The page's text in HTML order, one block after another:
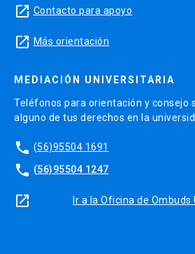
launch Contacto para apoyo
launch Más orientación
MEDIACIÓN UNIVERSITARIA
Teléfonos para orientación y consejo
alguno de tus derechos en la
phone (56)95504 1691
phone (56)95504 1247
launch Ir a la Oficina de Ombuds